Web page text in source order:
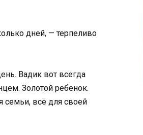
дней, — терпеливо
Вадик вот всегда
Золотой ребенок.
семьи, всё для своей